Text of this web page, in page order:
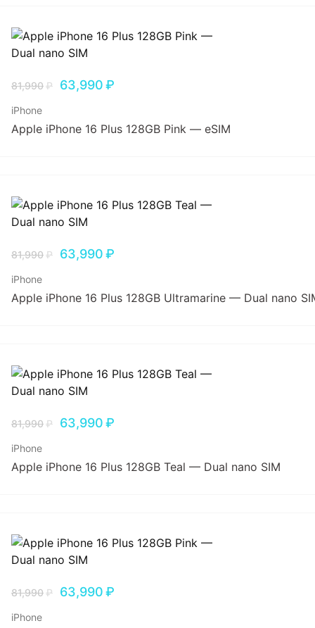
81,990₽ 63,990₽
iPhone
Apple iPhone 16 Plus 128GB Pink — eSIM
81,990₽ 63,990₽
iPhone
Apple iPhone 16 Plus 128GB Ultramarine — Dual nano
81,990₽ 63,990₽
iPhone
Apple iPhone 16 Plus 128GB Teal — Dual nano SIM
81,990₽ 63,990₽
iPhone